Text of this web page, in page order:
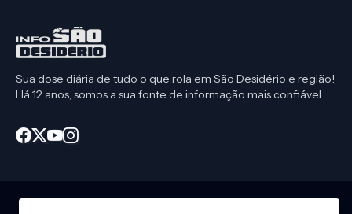
Sua dose diária de tudo o que rola em São Desidério e região!
Há 12 anos, somos a sua fonte de informação mais confiável.